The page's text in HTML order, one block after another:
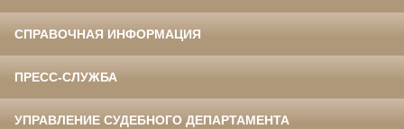
СПРАВОЧНАЯ ИНФОРМАЦИЯ
ПРЕСС-СЛУЖБА
УПРАВЛЕНИЕ СУДЕБНОГО ДЕПАРТАМЕНТА